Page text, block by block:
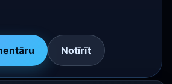
Notīrīt